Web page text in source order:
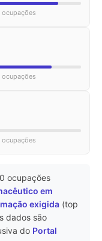
ocupações
em
exigida (top
dados são
do Portal